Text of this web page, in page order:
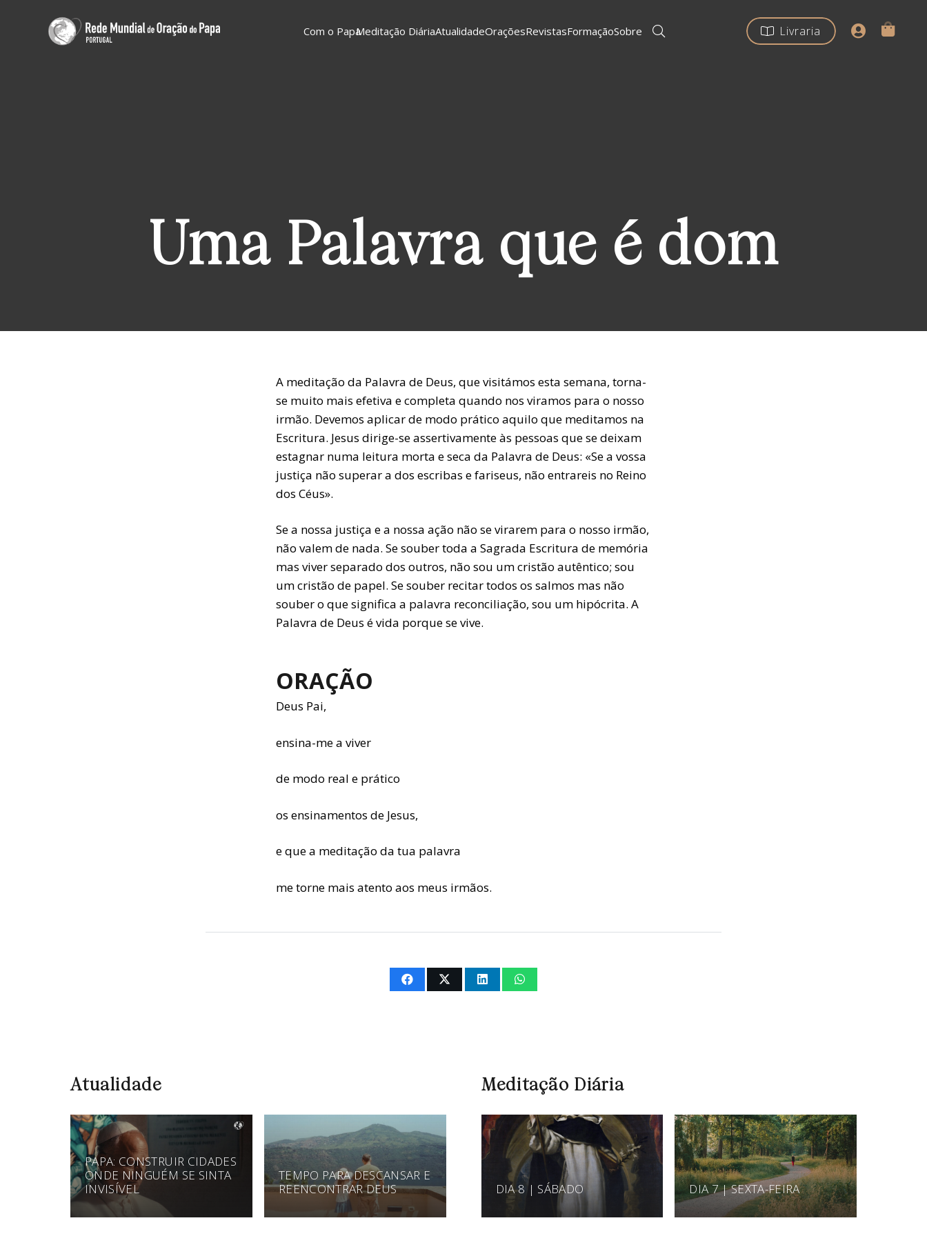
Com o PapaMeditação DiáriaAtualidadeOraçõesRevistasFormaçãoSobre Livraria
Uma Palavra que é dom
A meditação da Palavra de Deus, que visitámos esta semana, torna-
se muito mais efetiva e completa quando nos viramos para o nosso
irmão. Devemos aplicar de modo prático aquilo que meditamos na
Escritura. Jesus dirige-se assertivamente às pessoas que se deixam
estagnar numa leitura morta e seca da Palavra de Deus: «Se a vossa
justiça não superar a dos escribas e fariseus, não entrareis no Reino
dos Céus».
Se a nossa justiça e a nossa ação não se virarem para o nosso irmão,
não valem de nada. Se souber toda a Sagrada Escritura de memória
mas viver separado dos outros, não sou um cristão autêntico; sou
um cristão de papel. Se souber recitar todos os salmos mas não
souber o que significa a palavra reconciliação, sou um hipócrita. A
Palavra de Deus é vida porque se vive.
ORAÇÃO
Deus Pai,
ensina-me a viver
de modo real e prático
os ensinamentos de Jesus,
e que a meditação da tua palavra
me torne mais atento aos meus irmãos.
Atualidade
PAPA: CONSTRUIR CIDADES
ONDE NINGUÉM SE SINTA
INVISÍVEL
TEMPO PARA DESCANSAR E
REENCONTRAR DEUS
Meditação Diária
DIA 8 | SÁBADO DIA 7 | SEXTA-FEIRA